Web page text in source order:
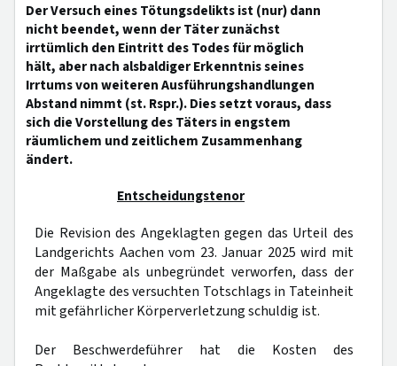
Der Versuch eines Tötungsdelikts ist (nur) dann
nicht beendet, wenn der Täter zunächst
irrtümlich den Eintritt des Todes für möglich
hält, aber nach alsbaldiger Erkenntnis seines
Irrtums von weiteren Ausführungshandlungen
Abstand nimmt (st. Rspr.). Dies setzt voraus, dass
sich die Vorstellung des Täters in engstem
räumlichem und zeitlichem Zusammenhang
ändert.
Entscheidungstenor
Die Revision des Angeklagten gegen das Urteil des
Landgerichts Aachen vom 23. Januar 2025 wird mit
der Maßgabe als unbegründet verworfen, dass der
Angeklagte des versuchten Totschlags in Tateinheit
mit gefährlicher Körperverletzung schuldig ist.
Der Beschwerdeführer hat die Kosten des